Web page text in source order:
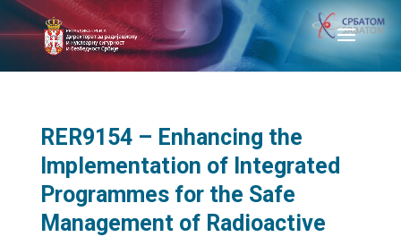
RER9154 – Enhancing the
Implementation of Integrated
Programmes for the Safe
Management of Radioactive